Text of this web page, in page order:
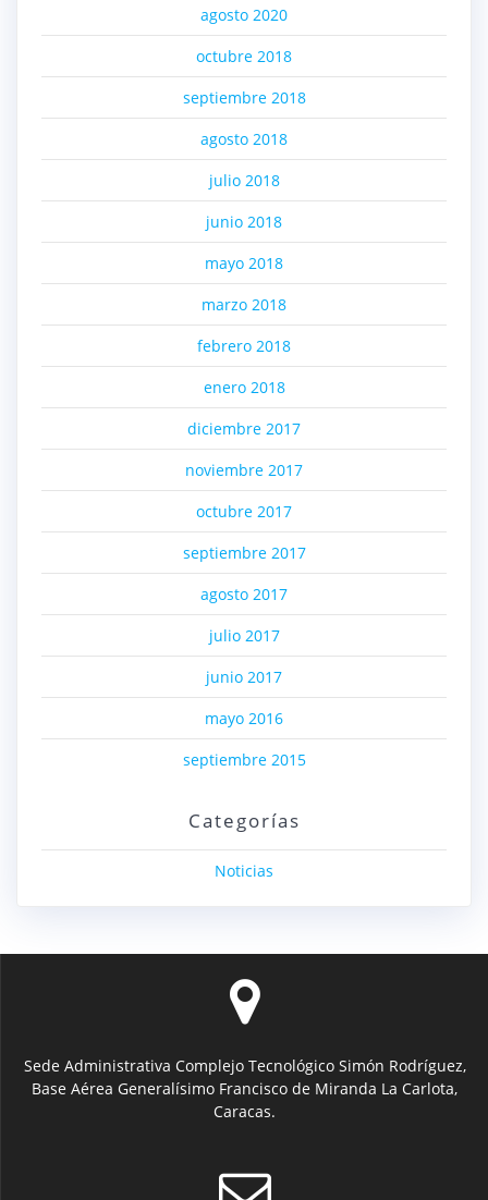
agosto 2020
octubre 2018
septiembre 2018
agosto 2018
julio 2018
junio 2018
mayo 2018
marzo 2018
febrero 2018
enero 2018
diciembre 2017
noviembre 2017
octubre 2017
septiembre 2017
agosto 2017
julio 2017
junio 2017
mayo 2016
septiembre 2015
Categorías
Noticias
Sede Administrativa Complejo Tecnológico Simón Rodríguez,
Base Aérea Generalísimo Francisco de Miranda La Carlota,
Caracas.